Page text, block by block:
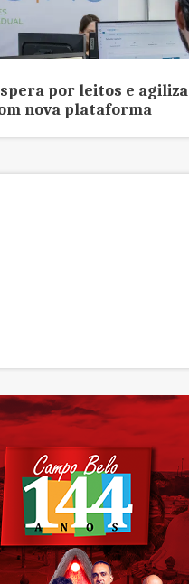
por leitos e agiliza
nova plataforma